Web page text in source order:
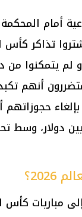
المحكمة
لم يتمكنوا من
أنهم
حجوزاتهم
لا تقل عن 5